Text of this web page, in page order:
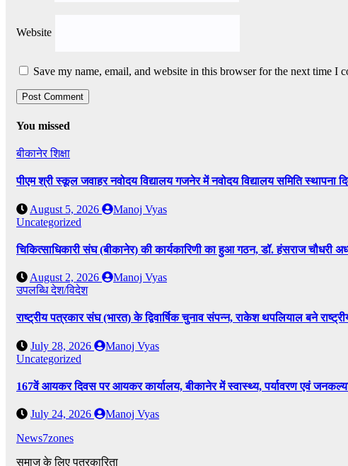
Website
Save my name, email, and website in this browser for the next time I
You missed
बीकानेरशिक्षा
पीएम श्री स्कूल जवाहर नवोदय विद्यालय गजनेर में नवोदय विद्यालय समिति स्थापना
August 5, 2026
Manoj Vyas
Uncategorized
चिकित्साधिकारी संघ (बीकानेर) की कार्यकारिणी का हुआ गठन, डॉ. हंसराज चौधरी
August 2, 2026
Manoj Vyas
उपलब्धिदेश/विदेश
राष्ट्रीय पत्रकार संघ (भारत) के द्विवार्षिक चुनाव संपन्न, राकेश थपलियाल बने
July 28, 2026
Manoj Vyas
Uncategorized
167वें आयकर दिवस पर आयकर कार्यालय, बीकानेर में स्वास्थ्य, पर्यावरण एवं
July 24, 2026
Manoj Vyas
News7zones
समाज के लिए पत्रकारिता